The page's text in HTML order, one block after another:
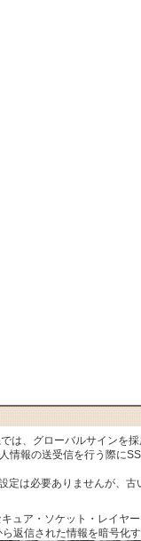
は、グローバルサインを
情報の送受信を行う際に
定は必要ありませんが、
ュア・ソケット・レイヤ
返信された情報を暗号化